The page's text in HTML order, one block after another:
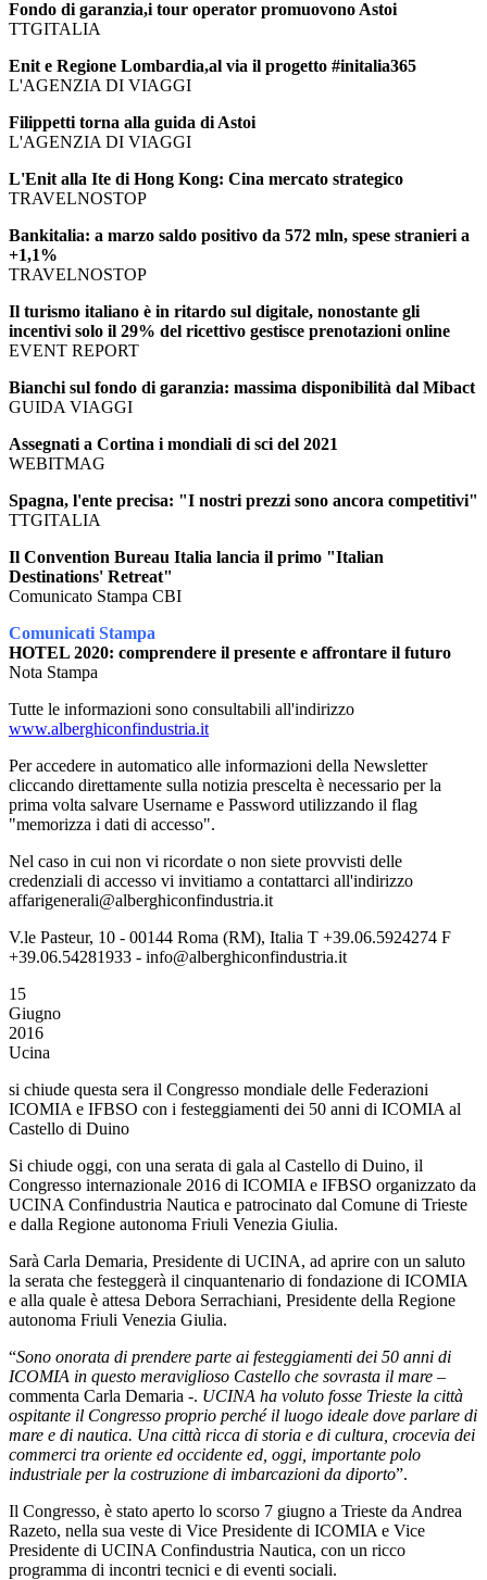
Fondo di garanzia,i tour operator promuovono Astoi
TTGITALIA
Enit e Regione Lombardia,al via il progetto #initalia365
L'AGENZIA DI VIAGGI
Filippetti torna alla guida di Astoi
L'AGENZIA DI VIAGGI
L'Enit alla Ite di Hong Kong: Cina mercato strategico
TRAVELNOSTOP
Bankitalia: a marzo saldo positivo da 572 mln, spese stranieri a
+1,1%
TRAVELNOSTOP
Il turismo italiano è in ritardo sul digitale, nonostante gli
incentivi solo il 29% del ricettivo gestisce prenotazioni online
EVENT REPORT
Bianchi sul fondo di garanzia: massima disponibilità dal Mibact
GUIDA VIAGGI
Assegnati a Cortina i mondiali di sci del 2021
WEBITMAG
Spagna, l'ente precisa: "I nostri prezzi sono ancora competitivi"
TTGITALIA
Il Convention Bureau Italia lancia il primo "Italian
Destinations' Retreat"
Comunicato Stampa CBI
Comunicati Stampa
HOTEL 2020: comprendere il presente e affrontare il futuro
Nota Stampa
Tutte le informazioni sono consultabili all'indirizzo
www.alberghiconfindustria.it
Per accedere in automatico alle informazioni della Newsletter
cliccando direttamente sulla notizia prescelta è necessario per la
prima volta salvare Username e Password utilizzando il flag
"memorizza i dati di accesso".
Nel caso in cui non vi ricordate o non siete provvisti delle
credenziali di accesso vi invitiamo a contattarci all'indirizzo
affarigenerali@alberghiconfindustria.it
V.le Pasteur, 10 - 00144 Roma (RM), Italia T +39.06.5924274 F
+39.06.54281933 - info@alberghiconfindustria.it
15
Giugno
2016
Ucina
si chiude questa sera il Congresso mondiale delle Federazioni
ICOMIA e IFBSO con i festeggiamenti dei 50 anni di ICOMIA al
Castello di Duino
Si chiude oggi, con una serata di gala al Castello di Duino, il
Congresso internazionale 2016 di ICOMIA e IFBSO organizzato da
UCINA Confindustria Nautica e patrocinato dal Comune di Trieste
e dalla Regione autonoma Friuli Venezia Giulia.
Sarà Carla Demaria, Presidente di UCINA, ad aprire con un saluto
la serata che festeggerà il cinquantenario di fondazione di ICOMIA
e alla quale è attesa Debora Serrachiani, Presidente della Regione
autonoma Friuli Venezia Giulia.
“Sono onorata di prendere parte ai festeggiamenti dei 50 anni di
ICOMIA in questo meraviglioso Castello che sovrasta il mare –
commenta Carla Demaria -. UCINA ha voluto fosse Trieste la città
ospitante il Congresso proprio perché il luogo ideale dove parlare di
mare e di nautica. Una città ricca di storia e di cultura, crocevia dei
commerci tra oriente ed occidente ed, oggi, importante polo
industriale per la costruzione di imbarcazioni da diporto”.
Il Congresso, è stato aperto lo scorso 7 giugno a Trieste da Andrea
Razeto, nella sua veste di Vice Presidente di ICOMIA e Vice
Presidente di UCINA Confindustria Nautica, con un ricco
programma di incontri tecnici e di eventi sociali.